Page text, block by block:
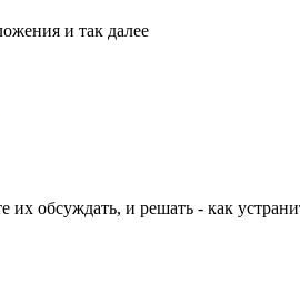
и так далее
обсуждать, и решать - как